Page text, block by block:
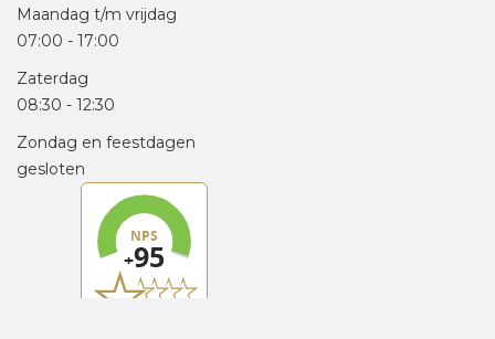
Maandag t/m vrijdag
07:00 - 17:00
Zaterdag
08:30 - 12:30
Zondag en feestdagen
gesloten